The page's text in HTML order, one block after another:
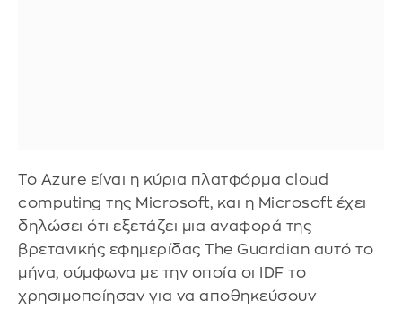
Το Azure είναι η κύρια πλατφόρμα cloud
computing της Microsoft, και η Microsoft έχει
δηλώσει ότι εξετάζει μια αναφορά της
βρετανικής εφημερίδας The Guardian αυτό το
μήνα, σύμφωνα με την οποία οι IDF το
χρησιμοποίησαν για να αποθηκεύσουν